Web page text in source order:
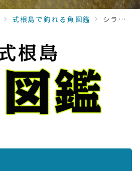
式根島で釣れる魚図鑑 シラコダイ｜魚図鑑